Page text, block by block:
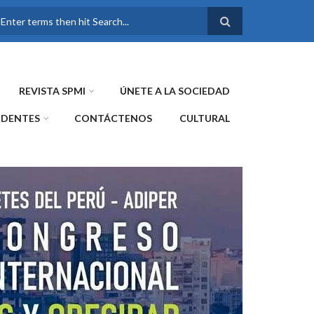
FORMULARIO DE
REVISTA SPMI ÚNETE A LA SOCIEDAD
CONTÁCTENOS CULTURAL